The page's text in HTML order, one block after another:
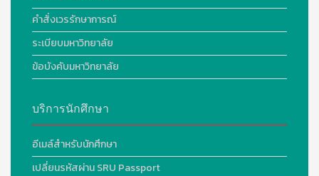
คำสั่งเวรรักษาการณ์
ระเบียบมหาวิทยาลัย
ข้อบังคับมหาวิทยาลัย
บริการนักศึกษา
อีเมล์สำหรับนักศึกษา
เปลี่ยนรหัสผ่าน SRU Passport